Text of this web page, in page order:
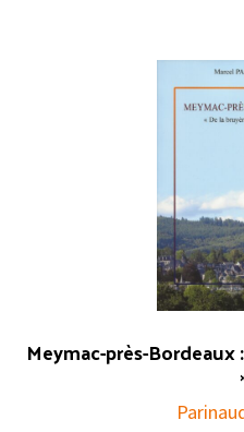
Meymac-près-Bordeaux